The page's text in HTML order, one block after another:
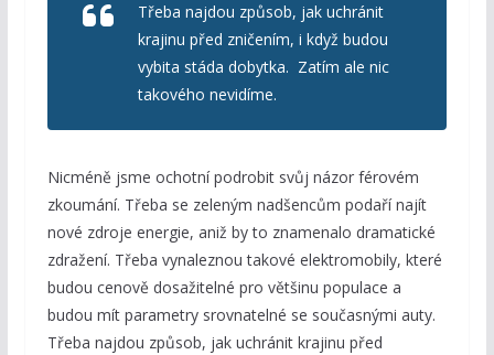
Třeba najdou způsob, jak uchránit
krajinu před zničením, i když budou
vybita stáda dobytka. Zatím ale nic
takového nevidíme.
Nicméně jsme ochotní podrobit svůj názor férovém
zkoumání. Třeba se zeleným nadšencům podaří najít
nové zdroje energie, aniž by to znamenalo dramatické
zdražení. Třeba vynaleznou takové elektromobily, které
budou cenově dosažitelné pro většinu populace a
budou mít parametry srovnatelné se současnými auty.
Třeba najdou způsob, jak uchránit krajinu před